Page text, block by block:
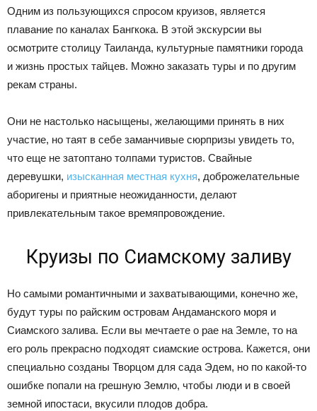
Одним из пользующихся спросом круизов, является
плавание по каналах Бангкока. В этой экскурсии вы
осмотрите столицу Таиланда, культурные памятники города
и жизнь простых тайцев. Можно заказать туры и по другим
рекам страны.
Они не настолько насыщены, желающими принять в них
участие, но таят в себе заманчивые сюрпризы увидеть то,
что еще не затоптано толпами туристов. Свайные
деревушки, изысканная местная кухня, доброжелательные
аборигены и приятные неожиданности, делают
привлекательным такое времяпровождение.
Круизы по Сиамскому заливу
Но самыми романтичными и захватывающими, конечно же,
будут туры по райским островам Андаманского моря и
Сиамского залива. Если вы мечтаете о рае на Земле, то на
его роль прекрасно подходят сиамские острова. Кажется, они
специально созданы Творцом для сада Эдем, но по какой-то
ошибке попали на грешную Землю, чтобы люди и в своей
земной ипостаси, вкусили плодов добра.